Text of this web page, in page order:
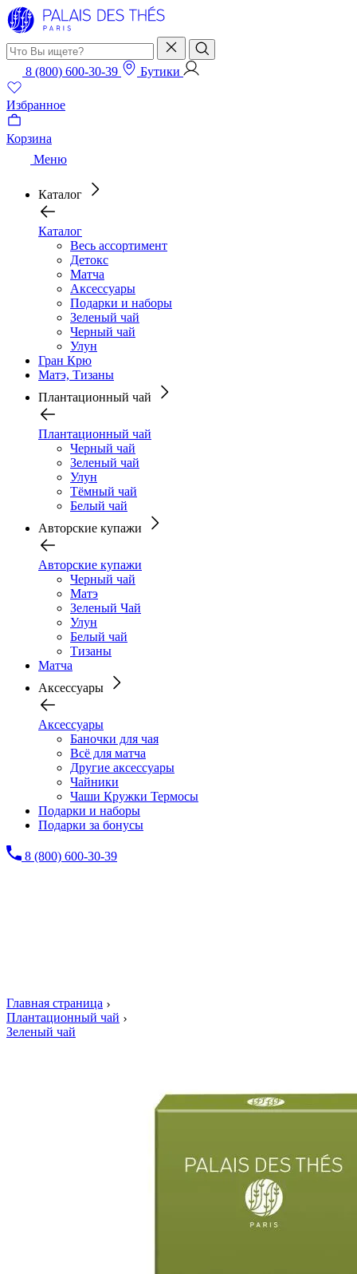
8 (800) 600-30-39 Бутики
Избранное
Корзина
Меню
Каталог
Каталог
Весь ассортимент
Детокс
Матча
Аксессуары
Подарки и наборы
Зеленый чай
Черный чай
Улун
Гран Крю
Матэ, Тизаны
Плантационный чай
Плантационный чай
Черный чай
Зеленый чай
Улун
Тёмный чай
Белый чай
Авторские купажи
Авторские купажи
Черный чай
Матэ
Зеленый Чай
Улун
Белый чай
Тизаны
Матча
Аксессуары
Аксессуары
Баночки для чая
Всё для матча
Другие аксессуары
Чайники
Чаши Кружки Термосы
Подарки и наборы
Подарки за бонусы
8 (800) 600-30-39
Главная страница
Плантационный чай
Зеленый чай